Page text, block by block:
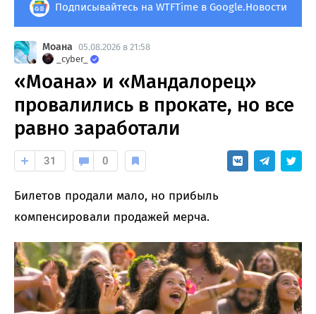
Подписывайтесь на WTFTime в Google.Новости
Моана 05.08.2026 в 21:58
_cyber_
«Моана» и «Мандалорец»
провалились в прокате, но все
равно заработали
31 0
Билетов продали мало, но прибыль
компенсировали продажей мерча.